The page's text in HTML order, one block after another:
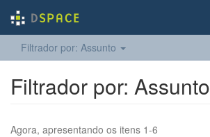
Filtrador por: Assunto
Filtrador por: Assunto
Agora, apresentando os itens 1-6